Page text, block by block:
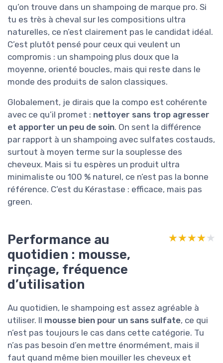
qu’on trouve dans un shampoing de marque pro. Si
tu es très à cheval sur les compositions ultra
naturelles, ce n’est clairement pas le candidat idéal.
C’est plutôt pensé pour ceux qui veulent un
compromis : un shampoing plus doux que la
moyenne, orienté boucles, mais qui reste dans le
monde des produits de salon classiques.
Globalement, je dirais que la compo est cohérente
avec ce qu’il promet : nettoyer sans trop agresser
et apporter un peu de soin. On sent la différence
par rapport à un shampoing avec sulfates costauds,
surtout à moyen terme sur la souplesse des
cheveux. Mais si tu espères un produit ultra
minimaliste ou 100 % naturel, ce n’est pas la bonne
référence. C’est du Kérastase : efficace, mais pas
green.
Performance au
quotidien : mousse,
rinçage, fréquence
d’utilisation
★★★★★
★★★★★
Au quotidien, le shampoing est assez agréable à
utiliser. Il mousse bien pour un sans sulfate, ce qui
n’est pas toujours le cas dans cette catégorie. Tu
n’as pas besoin d’en mettre énormément, mais il
faut quand même bien mouiller les cheveux et